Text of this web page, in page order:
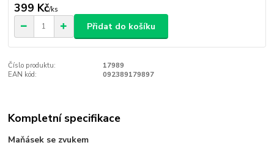
399 Kč/ks
Přidat do košíku
Číslo produktu:
17989
EAN kód:
092389179897
Kompletní specifikace
Maňásek se zvukem